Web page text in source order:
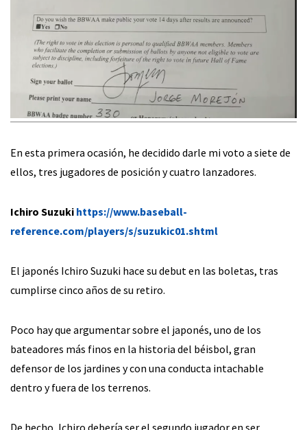
En esta primera ocasión, he decidido darle mi voto a siete de
ellos, tres jugadores de posición y cuatro lanzadores.
Ichiro Suzuki https://www.baseball-
reference.com/players/s/suzukic01.shtml
El japonés Ichiro Suzuki hace su debut en las boletas, tras
cumplirse cinco años de su retiro.
Poco hay que argumentar sobre el japonés, uno de los
bateadores más finos en la historia del béisbol, gran
defensor de los jardines y con una conducta intachable
dentro y fuera de los terrenos.